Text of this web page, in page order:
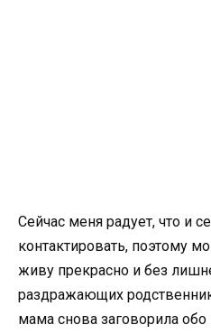
Сейчас меня радует, что и
контактировать, поэтому
живу прекрасно и без
раздражающих
мама снова заговорила